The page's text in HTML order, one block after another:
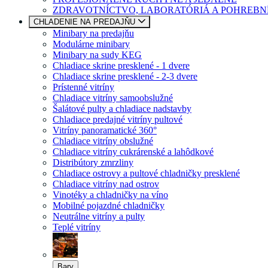
ZDRAVOTNÍCTVO, LABORATÓRIÁ A
CHLADENIE NA PREDAJŇU
Minibary na predajňu
Modulárne minibary
Minibary na sudy KEG
Chladiace skrine presklené - 1 dvere
Chladiace skrine presklené - 2-3 dvere
Prístenné vitríny
Chladiace vitríny samoobslužné
Šalátové pulty a chladiace nadstavby
Chladiace predajné vitríny pultové
Vitríny panoramatické 360°
Chladiace vitríny obslužné
Chladiace vitríny cukrárenské a lahôdkové
Distribútory zmrzliny
Chladiace ostrovy a pultové chladničky presklené
Chladiace vitríny nad ostrov
Vinotéky a chladničky na víno
Mobilné pojazdné chladničky
Neutrálne vitríny a pulty
Teplé vitríny